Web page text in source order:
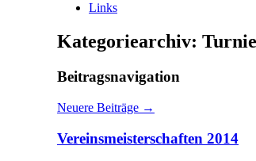
Links
Kategoriearchiv:
Beitragsnavigation
Neuere Beiträge →
Vereinsmeisterschaften 2014